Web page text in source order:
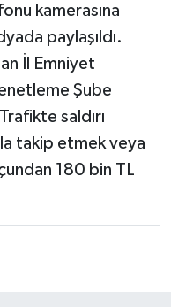
kamerasına
paylaşıldı.
İl Emniyet
Şube
saldırı
takip etmek veya
180 bin TL